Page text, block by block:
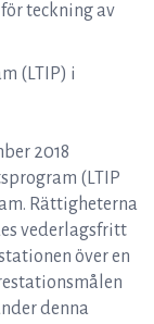
teckning av
(LTIP) i
2018
(LTIP
Rättigheterna
vederlagsfritt
över en
denna